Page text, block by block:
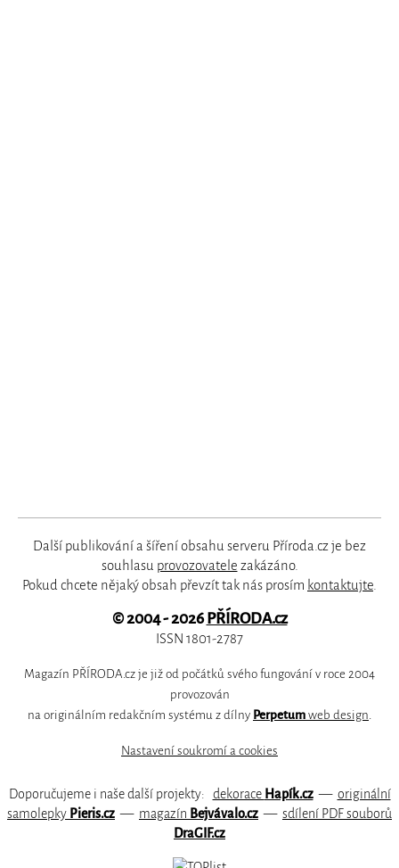
Další publikování a šíření obsahu serveru Příroda.cz je bez
souhlasu provozovatele zakázáno.
Pokud chcete nějaký obsah převzít tak nás prosím kontaktujte
© 2004 - 2026PŘÍRODA.cz
ISSN 1801-2787
Magazín PŘÍRODA.cz je již od počátků svého fungování v roce 2004
provozován
na originálním redakčním systému z dílny Perpetum web design.
Nastavení soukromí a cookies
Doporučujeme i naše další projekty: dekorace Hapík.cz— originální
samolepky Pieris.cz — magazín Bejvávalo.cz — sdílení PDF souborů
DraGIF.cz